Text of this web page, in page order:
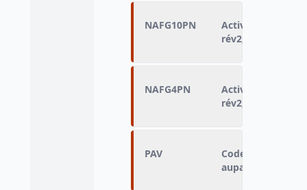
NAFG10PN
Activité de
rév2, 10 postes)
NAFG4PN
Activité de
rév2, 4 postes)
PAV
Code de la
auparavant